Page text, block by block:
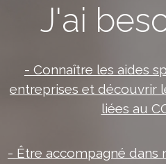
J'ai
- Connaître les aides
entreprises et découvrir
liées au
- Être accompagné